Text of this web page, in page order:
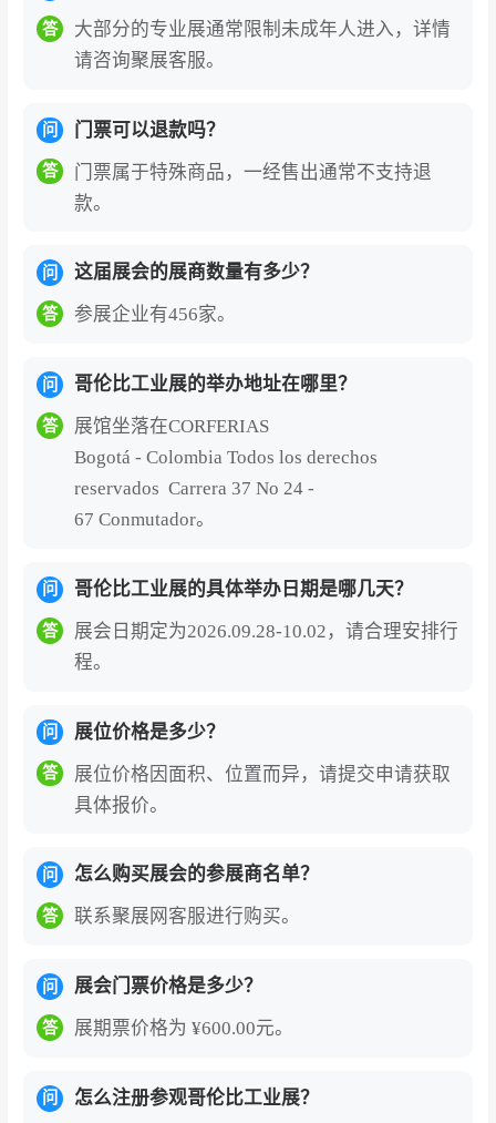
答
大部分的专业展通常限制未成年人进入，详情
请咨询聚展客服。
问 门票可以退款吗？
答
门票属于特殊商品，一经售出通常不支持退
款。
问 这届展会的展商数量有多少？
答 参展企业有456家。
问 哥伦比工业展的举办地址在哪里？
答
展馆坐落在CORFERIAS
Bogotá - Colombia Todos los derechos
reservados Carrera 37 No 24 -
67 Conmutador。
问 哥伦比工业展的具体举办日期是哪几天？
答
展会日期定为2026.09.28-10.02，请合理安排行
程。
问 展位价格是多少？
答
展位价格因面积、位置而异，请提交申请获取
具体报价。
问 怎么购买展会的参展商名单？
答 联系聚展网客服进行购买。
问 展会门票价格是多少？
答 展期票价格为 ¥600.00元。
问 怎么注册参观哥伦比工业展？